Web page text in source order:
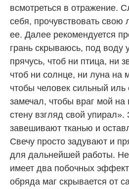
всмотреться в отражение.
себя, прочувствовать свою
ее. Далее рекомендуется
грань скрываюсь, под воду
прячусь, чтоб ни птица, ни
чтоб ни солнце, ни луна на
чтобы человек сильный
замечал, чтобы враг мой на
стену взгляд свой упирал».
завешивают тканью и
Свечу просто задувают и
для дальнейшей работы.
имеет два побочных
обряда маг скрывается от